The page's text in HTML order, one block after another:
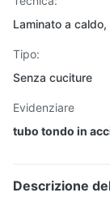
Laminato a
Tipo:
Senza cuciture
Evidenziare
tubo tondo in
Descrizione